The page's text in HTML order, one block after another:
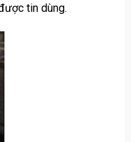
tin dùng.